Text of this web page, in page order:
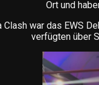
Ort und
Clash war das EWS
verfügten über